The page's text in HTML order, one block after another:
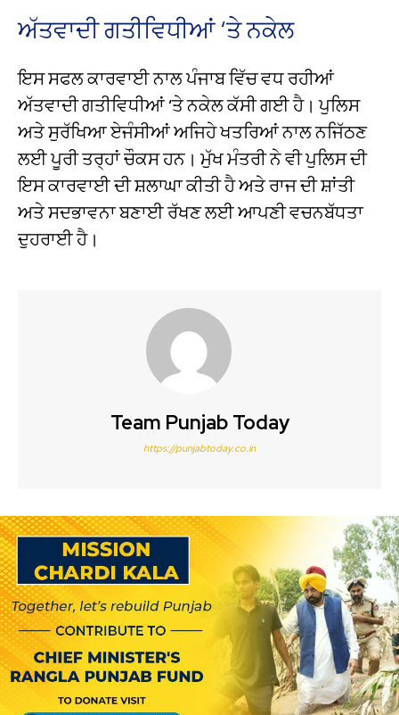
ਅੱਤਵਾਦੀ ਗਤੀਵਿਧੀਆਂ ‘ਤੇ ਨਕੇਲ
ਇਸ ਸਫਲ ਕਾਰਵਾਈ ਨਾਲ ਪੰਜਾਬ ਵਿੱਚ ਵਧ ਰਹੀਆਂ
ਅੱਤਵਾਦੀ ਗਤੀਵਿਧੀਆਂ ‘ਤੇ ਨਕੇਲ ਕੱਸੀ ਗਈ ਹੈ। ਪੁਲਿਸ
ਅਤੇ ਸੁਰੱਖਿਆ ਏਜੰਸੀਆਂ ਅਜਿਹੇ ਖਤਰਿਆਂ ਨਾਲ ਨਜਿੱਠਣ
ਲਈ ਪੂਰੀ ਤਰ੍ਹਾਂ ਚੌਕਸ ਹਨ। ਮੁੱਖ ਮੰਤਰੀ ਨੇ ਵੀ ਪੁਲਿਸ ਦੀ
ਇਸ ਕਾਰਵਾਈ ਦੀ ਸ਼ਲਾਘਾ ਕੀਤੀ ਹੈ ਅਤੇ ਰਾਜ ਦੀ ਸ਼ਾਂਤੀ
ਅਤੇ ਸਦਭਾਵਨਾ ਬਣਾਈ ਰੱਖਣ ਲਈ ਆਪਣੀ ਵਚਨਬੱਧਤਾ
ਦੁਹਰਾਈ ਹੈ।
Team Punjab Today
https://punjabtoday.co.in